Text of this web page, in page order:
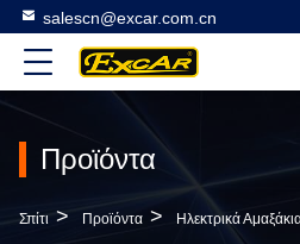
salescn@excar.com.cn
Προϊόντα
Σπίτι > Προϊόντα > Ηλεκτρικά